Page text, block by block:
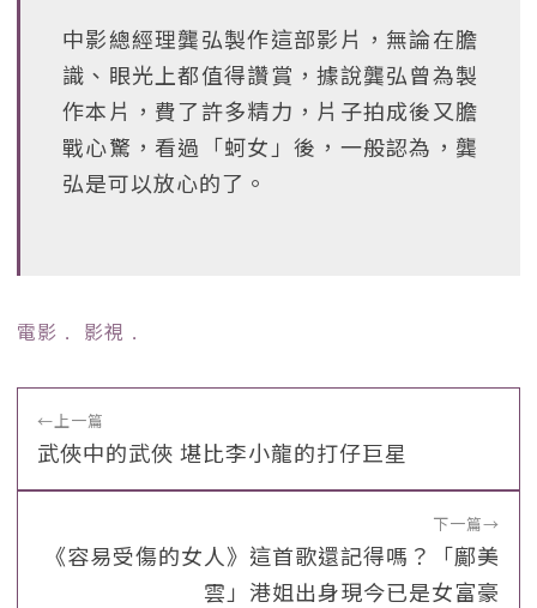
中影總經理龔弘製作這部影片，無論在膽
識、眼光上都值得讚賞，據說龔弘曾為製
作本片，費了許多精力，片子拍成後又膽
戰心驚，看過「蚵女」後，一般認為，龔
弘是可以放心的了。
電影 ﹒ 影視 ﹒
←上一篇
武俠中的武俠 堪比李小龍的打仔巨星
下一篇→
《容易受傷的女人》這首歌還記得嗎？「鄺美
雲」港姐出身現今已是女富豪